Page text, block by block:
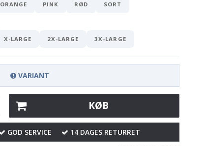
ORANGE PINK RØD SORT
X-LARGE 2X-LARGE 3X-LARGE
VARIANT
KØB
GOD SERVICE 14 DAGES RETURRET